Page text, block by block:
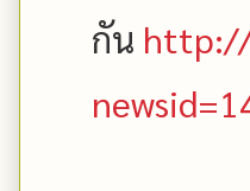
กัน http://